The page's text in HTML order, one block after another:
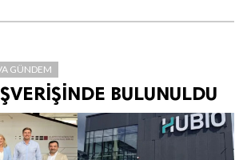
GÜNDEM
BULUNULDU